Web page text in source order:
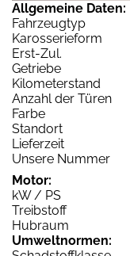
Allgemeine Daten:
Fahrzeugtyp
Karosserieform
Erst-Zul.
Getriebe
Kilometerstand
Anzahl der Türen
Farbe
Standort
Lieferzeit
Unsere Nummer
Motor:
kW / PS
Treibstoff
Hubraum
Umweltnormen: